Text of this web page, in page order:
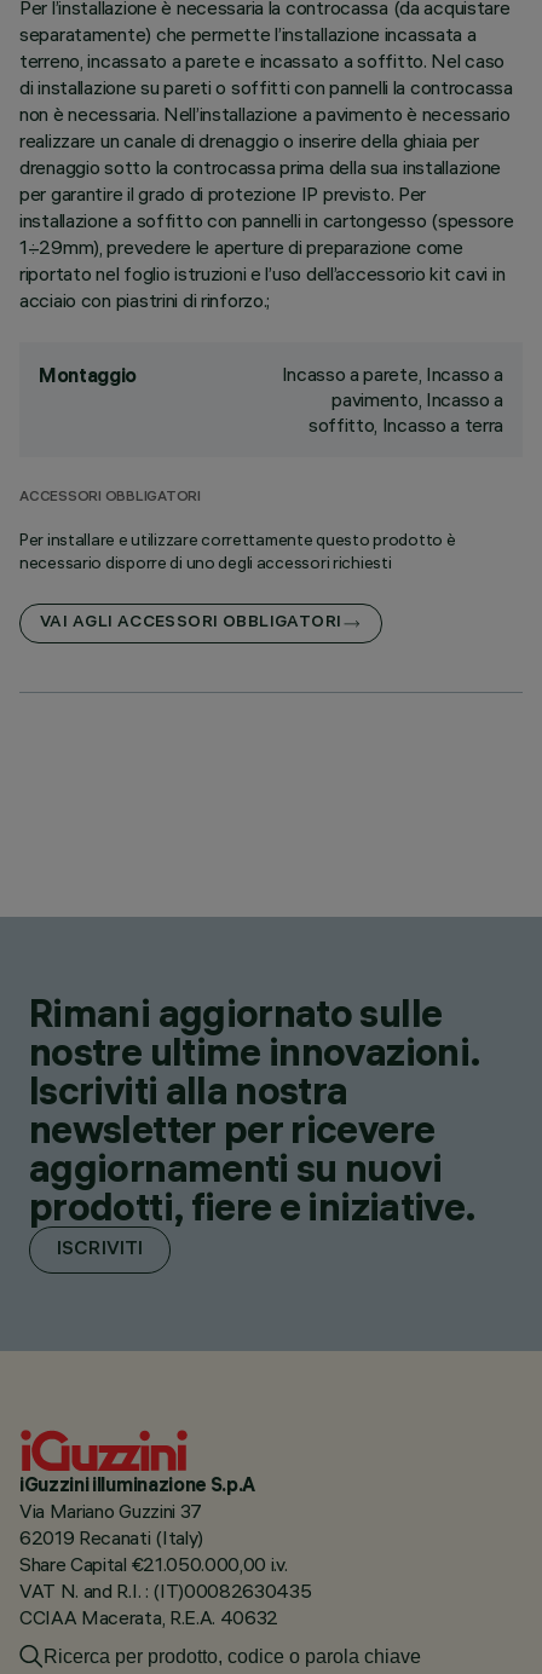
Per l’installazione è necessaria la controcassa (da acquistare
separatamente) che permette l’installazione incassata a
terreno, incassato a parete e incassato a soffitto. Nel caso
di installazione su pareti o soffitti con pannelli la controcassa
non è necessaria. Nell’installazione a pavimento è necessario
realizzare un canale di drenaggio o inserire della ghiaia per
drenaggio sotto la controcassa prima della sua installazione
per garantire il grado di protezione IP previsto. Per
installazione a soffitto con pannelli in cartongesso (spessore
1÷29mm), prevedere le aperture di preparazione come
riportato nel foglio istruzioni e l’uso dell’accessorio kit cavi in
acciaio con piastrini di rinforzo.;
Montaggio
Incasso a parete, Incasso a
pavimento, Incasso a
soffitto, Incasso a terra
ACCESSORI OBBLIGATORI
Per installare e utilizzare correttamente questo prodotto è
necessario disporre di uno degli accessori richiesti
VAI AGLI ACCESSORI OBBLIGATORI
Rimani aggiornato sulle
nostre ultime innovazioni.
Iscriviti alla nostra
newsletter per ricevere
aggiornamenti su nuovi
prodotti, fiere e iniziative.
ISCRIVITI
iGuzzini illuminazione S.p.A
Via Mariano Guzzini 37
62019 Recanati (Italy)
Share Capital €21.050.000,00 i.v.
VAT N. and R.I. : (IT)00082630435
CCIAA Macerata, R.E.A. 40632